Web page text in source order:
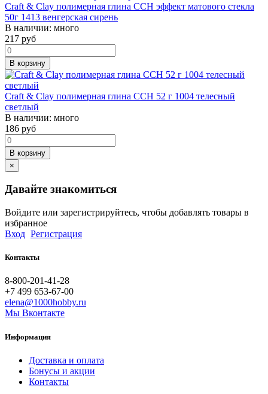
Craft & Clay полимерная глина CCH эффект матового стекла
50г 1413 венгерская сирень
В наличии: много
217 руб
В корзину
Craft & Clay полимерная глина CCH 52 г 1004 телесный
светлый
В наличии: много
186 руб
В корзину
×
Давайте знакомиться
Войдите или зарегистрируйтесь, чтобы добавлять товары в
избранное
Вход Регистрация
Контакты
8-800-201-41-28
+7 499 653-67-00
elena@1000hobby.ru
Мы Вконтакте
Информация
Доставка и оплата
Бонусы и акции
Контакты